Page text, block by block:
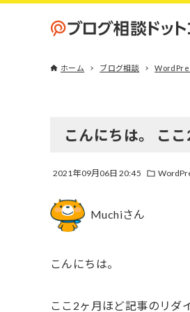
ホーム ブログ相談
こんにちは。 こ
2021年09月06日 20:45
Muchiさん
こんにちは。
ここ2ヶ月ほど記事のリダ